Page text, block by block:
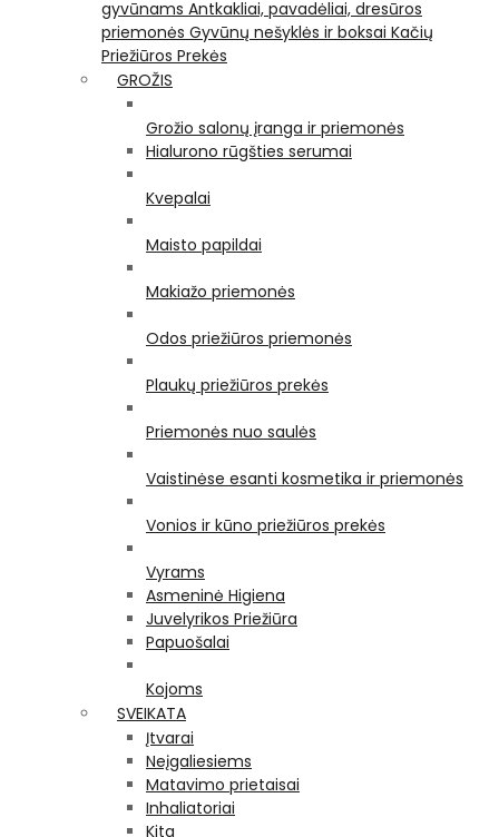
gyvūnams Antkakliai, pavadėliai, dresūros
priemonės Gyvūnų nešyklės ir boksai Kačių
Priežiūros Prekės
GROŽIS
Grožio salonų įranga ir priemonės
Hialurono rūgšties serumai
Kvepalai
Maisto papildai
Makiažo priemonės
Odos priežiūros priemonės
Plaukų priežiūros prekės
Priemonės nuo saulės
Vaistinėse esanti kosmetika ir priemonės
Vonios ir kūno priežiūros prekės
Vyrams
Asmeninė Higiena
Juvelyrikos Priežiūra
Papuošalai
Kojoms
SVEIKATA
Įtvarai
Neįgaliesiems
Matavimo prietaisai
Inhaliatoriai
Kita